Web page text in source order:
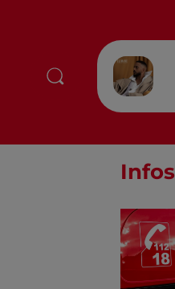
Infos